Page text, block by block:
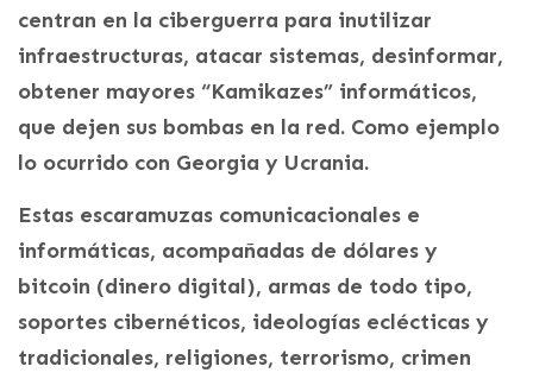
centran en la ciberguerra para inutilizar
infraestructuras, atacar sistemas, desinformar,
obtener mayores “Kamikazes” informáticos,
que dejen sus bombas en la red. Como ejemplo
lo ocurrido con Georgia y Ucrania.
Estas escaramuzas comunicacionales e
informáticas, acompañadas de dólares y
bitcoin (dinero digital), armas de todo tipo,
soportes cibernéticos, ideologías eclécticas y
tradicionales, religiones, terrorismo, crimen